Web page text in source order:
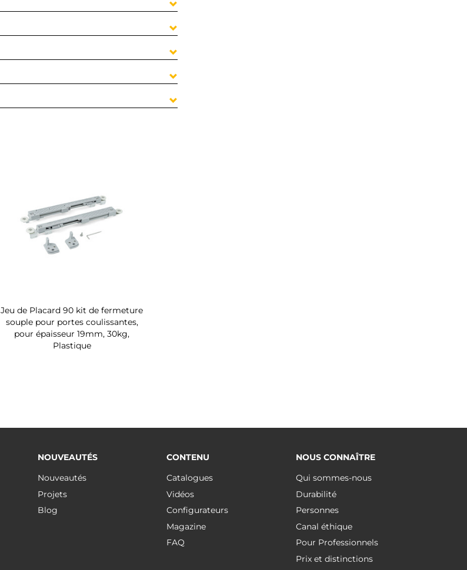
Jeu de Placard 90 kit de fermeture
souple pour portes coulissantes,
pour épaisseur 19mm, 30kg,
Plastique
NOUVEAUTÉS
Nouveautés
Projets
Blog
CONTENU
Catalogues
Vidéos
Configurateurs
Magazine
FAQ
NOUS CONNAÎTRE
Qui sommes-nous
Durabilité
Personnes
Canal éthique
Pour Professionnels
Prix et distinctions